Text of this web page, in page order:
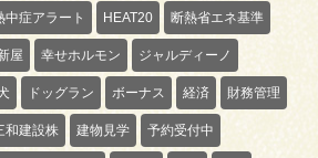
中症アラート HEAT20 断熱省エネ基準
屋 幸せホルモン ジャルディーノ
ドッグラン ボーナス 経済 財務管理
和建設株 建物見学 予約受付中